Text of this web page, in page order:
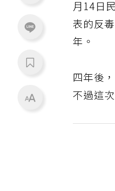
月14日
表的反
年。
四年後
不過這